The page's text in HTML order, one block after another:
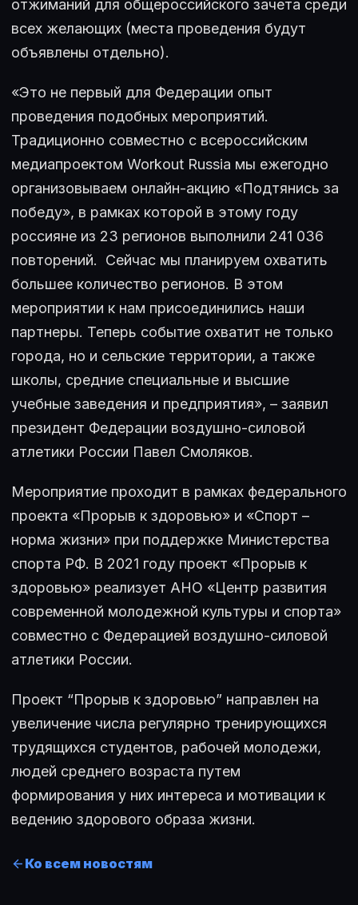
отжиманий для общероссийского зачета среди
всех желающих (места проведения будут
объявлены отдельно).
«Это не первый для Федерации опыт
проведения подобных мероприятий.
Традиционно совместно с всероссийским
медиапроектом Workout Russia мы ежегодно
организовываем онлайн-акцию «Подтянись за
победу», в рамках которой в этому году
россияне из 23 регионов выполнили 241 036
повторений. Сейчас мы планируем охватить
большее количество регионов. В этом
мероприятии к нам присоединились наши
партнеры. Теперь событие охватит не только
города, но и сельские территории, а также
школы, средние специальные и высшие
учебные заведения и предприятия», – заявил
президент Федерации воздушно-силовой
атлетики России Павел Смоляков.
Мероприятие проходит в рамках федерального
проекта «Прорыв к здоровью» и «Спорт –
норма жизни» при поддержке Министерства
спорта РФ. В 2021 году проект «Прорыв к
здоровью» реализует АНО «Центр развития
современной молодежной культуры и спорта»
совместно с Федерацией воздушно-силовой
атлетики России.
Проект “Прорыв к здоровью” направлен на
увеличение числа регулярно тренирующихся
трудящихся студентов, рабочей молодежи,
людей среднего возраста путем
формирования у них интереса и мотивации к
ведению здорового образа жизни.
Ко всем новостям